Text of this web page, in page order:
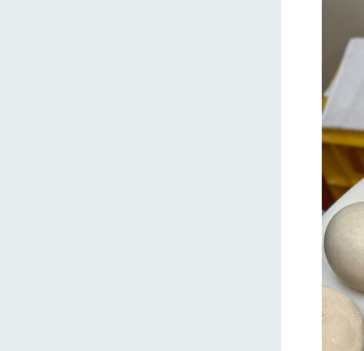
ホーム
Ark館ヶ
わたしたち
1Pでわか
農業の未
企業情報
事業一覧
50周年ヒ